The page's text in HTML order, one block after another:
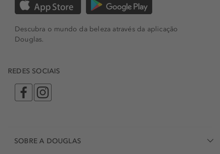
Descubra o mundo da beleza através da aplicação
Douglas.
REDES SOCIAIS
SOBRE A DOUGLAS